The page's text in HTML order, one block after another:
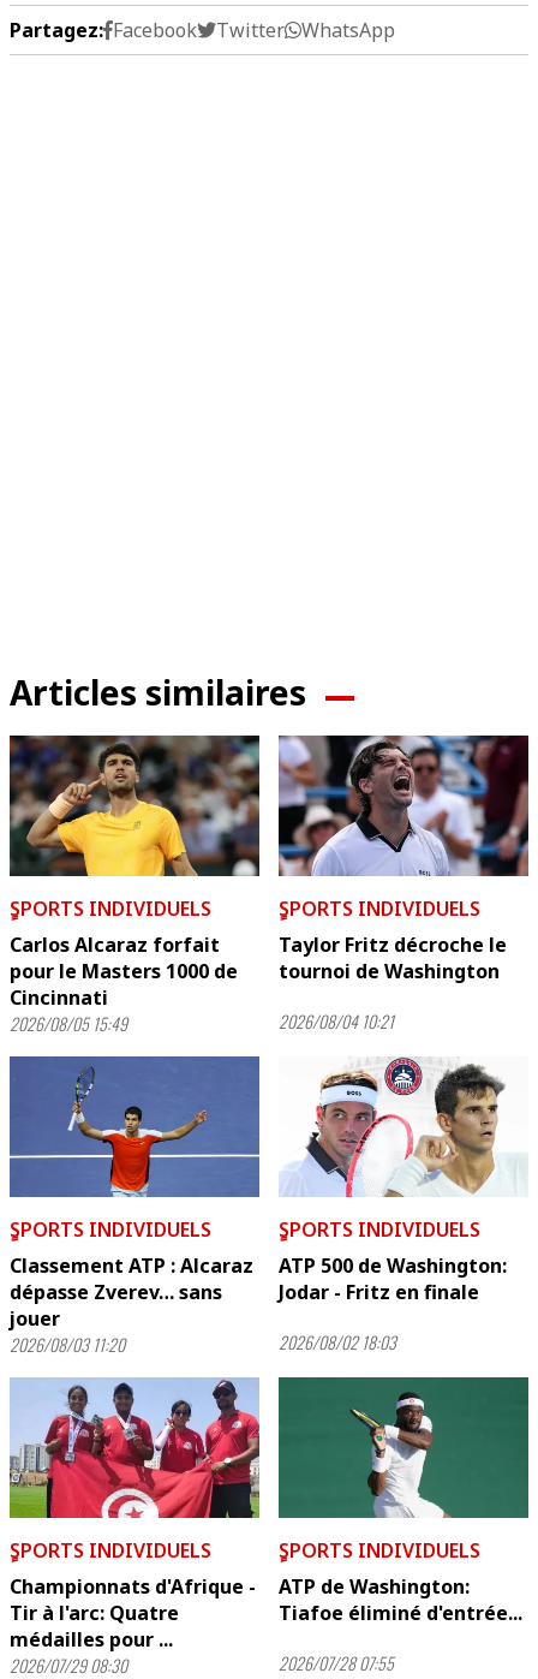
Partagez: Facebook Twitter WhatsApp
Articles similaires
ٍSPORTS INDIVIDUELS
Carlos Alcaraz forfait
pour le Masters 1000 de
Cincinnati
2026/08/05 15:49
ٍSPORTS INDIVIDUELS
Taylor Fritz décroche le
tournoi de Washington
2026/08/04 10:21
ٍSPORTS INDIVIDUELS
Classement ATP : Alcaraz
dépasse Zverev… sans
jouer
2026/08/03 11:20
ٍSPORTS INDIVIDUELS
ATP 500 de Washington:
Jodar - Fritz en finale
2026/08/02 18:03
ٍSPORTS INDIVIDUELS
Championnats d'Afrique -
Tir à l'arc: Quatre
médailles pour ...
2026/07/29 08:30
ٍSPORTS INDIVIDUELS
ATP de Washington:
Tiafoe éliminé d'entrée...
2026/07/28 07:55